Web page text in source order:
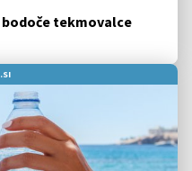
tekmovalce